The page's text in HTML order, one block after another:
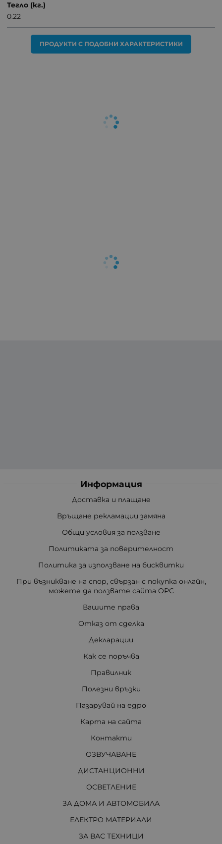
Тегло (кг.)
0.22
ПРОДУКТИ С ПОДОБНИ ХАРАКТЕРИСТИКИ
Информация
Доставка и плащане
Връщане рекламации замяна
Общи условия за ползване
Политиката за поверителност
Политика за използване на бисквитки
При възникване на спор, свързан с покупка онлайн,
можете да ползвате сайта ОРС
Вашите права
Отказ от сделка
Декларации
Как се поръчва
Правилник
Полезни връзки
Пазарувай на едро
Карта на сайта
Контакти
ОЗВУЧАВАНЕ
ДИСТАНЦИОННИ
ОСВЕТЛЕНИЕ
ЗА ДОМА И АВТОМОБИЛА
ЕЛЕКТРО МАТЕРИАЛИ
ЗА ВАС ТЕХНИЦИ